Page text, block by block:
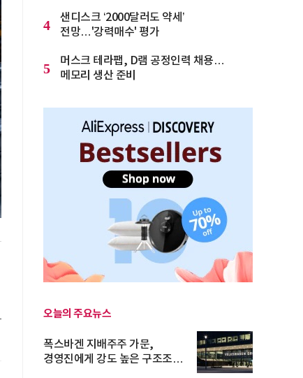
4
샌디스크 ‘2000달러도 약세’
전망…'강력매수' 평가
5
머스크 테라팹, D램 공정인력 채용…
메모리 생산 준비
오늘의 주요뉴스
폭스바겐 지배주주 가문,
경영진에게 강도 높은 구조조정